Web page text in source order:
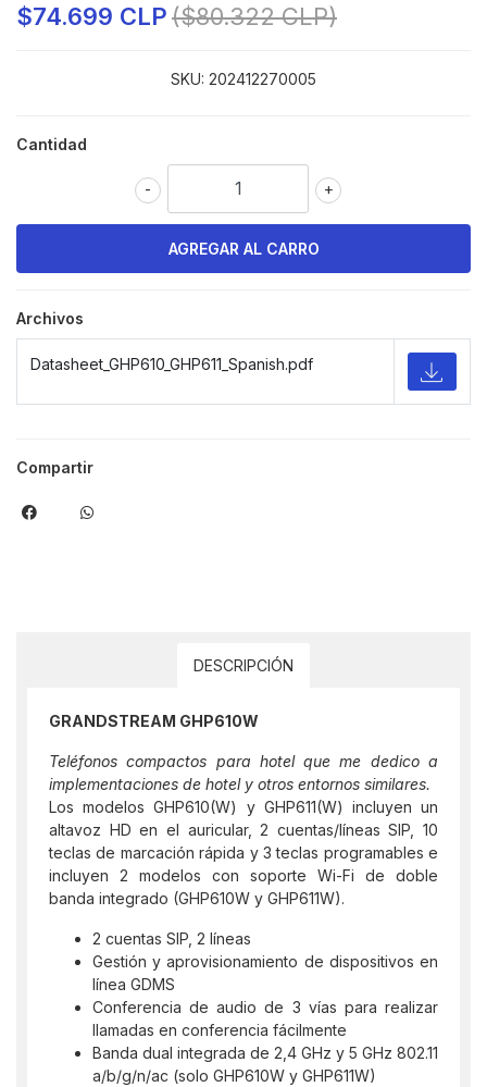
$74.699 CLP($80.322 CLP)
SKU: 202412270005
Cantidad
+
-
Archivos
Datasheet_GHP610_GHP611_Spanish.pdf
Compartir
DESCRIPCIÓN
GRANDSTREAM GHP610W
Teléfonos compactos para hotel que me dedico a
implementaciones de hotel y otros entornos similares.
Los modelos GHP610(W) y GHP611(W) incluyen un
altavoz HD en el auricular, 2 cuentas/líneas SIP, 10
teclas de marcación rápida y 3 teclas programables e
incluyen 2 modelos con soporte Wi-Fi de doble
banda integrado (GHP610W y GHP611W).
2 cuentas SIP, 2 líneas
Gestión y aprovisionamiento de dispositivos en
línea GDMS
Conferencia de audio de 3 vías para realizar
llamadas en conferencia fácilmente
Banda dual integrada de 2,4 GHz y 5 GHz 802.11
a/b/g/n/ac (solo GHP610W y GHP611W)